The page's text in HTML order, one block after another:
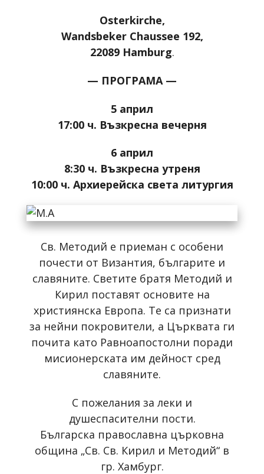
Osterkirche,
Wandsbeker Chaussee 192,
22089 Hamburg.
— ПРОГРАМА —
5 април
17:00 ч. Възкресна вечерня
6 април
8:30 ч. Възкресна утреня
10:00 ч. Архиерейска света литургия
Св. Методий е приеман с особени
почести от Византия, българите и
славяните. Светите братя Методий и
Кирил поставят основите на
християнска Европа. Те са признати
за нейни покровители, а Църквата ги
почита като Равноапостолни поради
мисионерската им дейност сред
славяните.
С пожелания за леки и
душеспасителни пости.
Българска православна църковна
община „Св. Св. Кирил и Методий“ в
гр. Хамбург.